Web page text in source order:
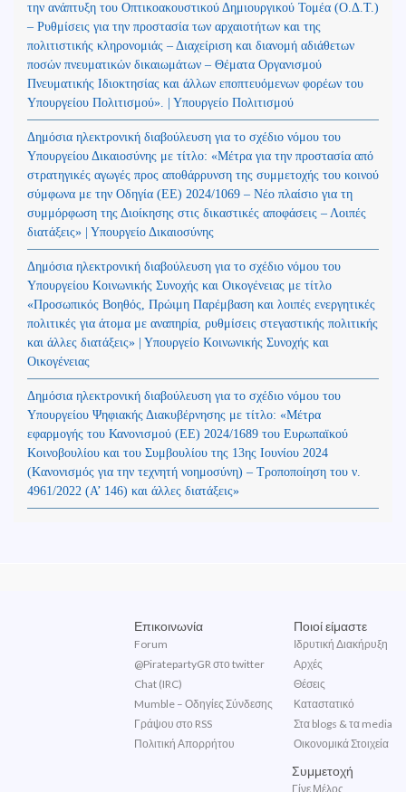
την ανάπτυξη του Οπτικοακουστικού Δημιουργικού Τομέα (Ο.Δ.Τ.)
– Ρυθμίσεις για την προστασία των αρχαιοτήτων και της
πολιτιστικής κληρονομιάς – Διαχείριση και διανομή αδιάθετων
ποσών πνευματικών δικαιωμάτων – Θέματα Οργανισμού
Πνευματικής Ιδιοκτησίας και άλλων εποπτευόμενων φορέων του
Υπουργείου Πολιτισμού». | Υπουργείο Πολιτισμού
Δημόσια ηλεκτρονική διαβούλευση για το σχέδιο νόμου του
Υπουργείου Δικαιοσύνης με τίτλο: «Μέτρα για την προστασία από
στρατηγικές αγωγές προς αποθάρρυνση της συμμετοχής του κοινού
σύμφωνα με την Οδηγία (ΕΕ) 2024/1069 – Νέο πλαίσιο για τη
συμμόρφωση της Διοίκησης στις δικαστικές αποφάσεις – Λοιπές
διατάξεις» | Υπουργείο Δικαιοσύνης
Δημόσια ηλεκτρονική διαβούλευση για το σχέδιο νόμου του
Υπουργείου Κοινωνικής Συνοχής και Οικογένειας με τίτλο
«Προσωπικός Βοηθός, Πρώιμη Παρέμβαση και λοιπές ενεργητικές
πολιτικές για άτομα με αναπηρία, ρυθμίσεις στεγαστικής πολιτικής
και άλλες διατάξεις» | Υπουργείο Κοινωνικής Συνοχής και
Οικογένειας
Δημόσια ηλεκτρονική διαβούλευση για το σχέδιο νόμου του
Υπουργείου Ψηφιακής Διακυβέρνησης με τίτλο: «Μέτρα
εφαρμογής του Κανονισμού (ΕΕ) 2024/1689 του Ευρωπαϊκού
Κοινοβουλίου και του Συμβουλίου της 13ης Ιουνίου 2024
(Kανονισμός για την τεχνητή νοημοσύνη) – Τροποποίηση του ν.
4961/2022 (Α’ 146) και άλλες διατάξεις»
Επικοινωνία
Forum
@PiratepartyGR στο twitter
Chat (IRC)
Mumble – Οδηγίες Σύνδεσης
Γράψου στο RSS
Πολιτική Απορρήτου
Ποιοί είμαστε
Ιδρυτική Διακήρυξη
Αρχές
Θέσεις
Καταστατικό
Στα blogs & τα media
Οικονομικά Στοιχεία
Συμμετοχή
Γίνε Μέλος